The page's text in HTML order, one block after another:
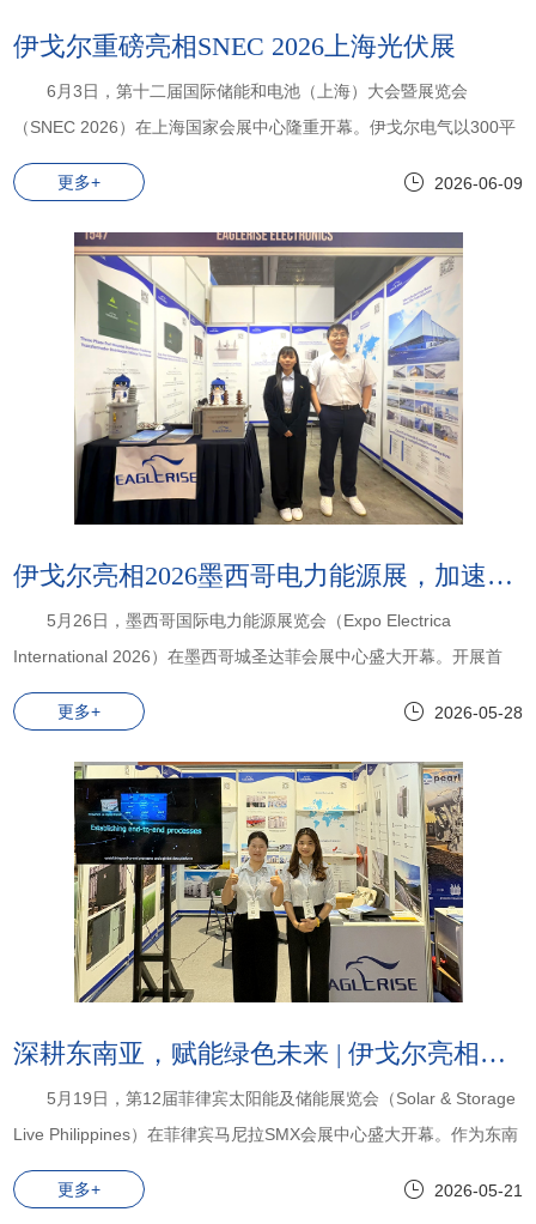
伊戈尔重磅亮相SNEC 2026上海光伏展
6月3日，第十二届国际储能和电池（上海）大会暨展览会
（SNEC 2026）在上海国家会展中心隆重开幕。伊戈尔电气以300平
米特装展台重装亮相，公司总裁赵楠楠率领销售精英接待全球新老客
户。
更多+ 2026-06-09
伊戈尔亮相2026墨西哥电力能源展，加速布局拉美市场
5月26日，墨西哥国际电力能源展览会（Expo Electrica
International 2026）在墨西哥城圣达菲会展中心盛大开幕。开展首
日，伊戈尔电气携多款配电及能源产品精彩亮相，全方位向拉美市场
展示了“中国智造”的硬核实力。
更多+ 2026-05-28
深耕东南亚，赋能绿色未来 | 伊戈尔亮相第12届菲律宾太阳能及储能展
5月19日，第12届菲律宾太阳能及储能展览会（Solar & Storage
Live Philippines）在菲律宾马尼拉SMX会展中心盛大开幕。作为东南
亚地区最具影响力的清洁能源行业盛会，伊戈尔携多款新能源核心产
品重磅亮相。
更多+ 2026-05-21